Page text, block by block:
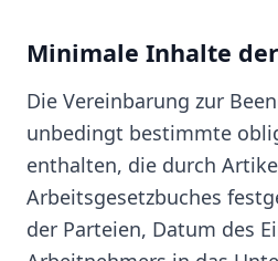
Minimale Inhalte
Die Vereinbarung zur
unbedingt bestimmte
enthalten, die durch
Arbeitsgesetzbuches
der Parteien, Datum des